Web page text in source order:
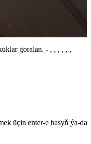
goralan. - , , , , , ,
üçin enter-e basyň ýa-da